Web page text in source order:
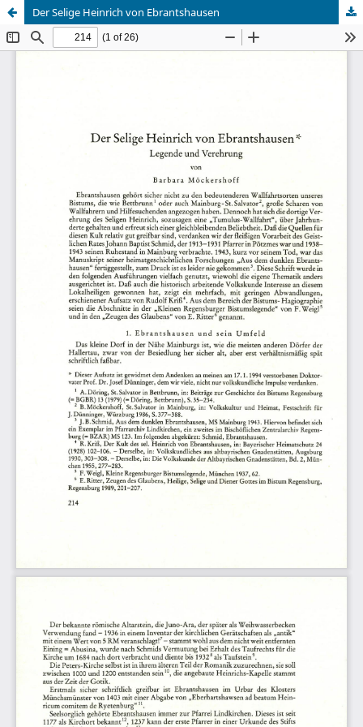
Der Selige Heinrich von Ebrantshausen